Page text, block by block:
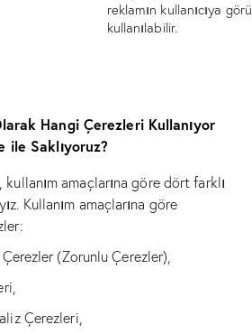
reklamın kullanıcıya
kullanılabilir.
Hangi Çerezleri Kullanıyor
ile Saklıyoruz?
amaçlarına göre dört farklı
Kullanım amaçlarına göre
(Zorunlu Çerezler),
Çerezleri,